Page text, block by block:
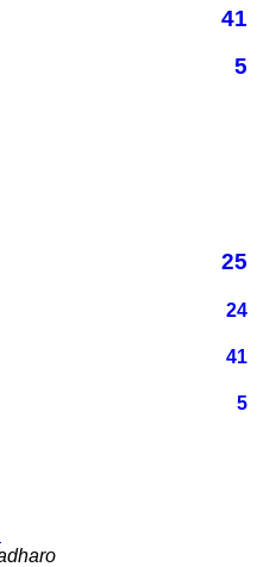
41
5
25
24
41
5